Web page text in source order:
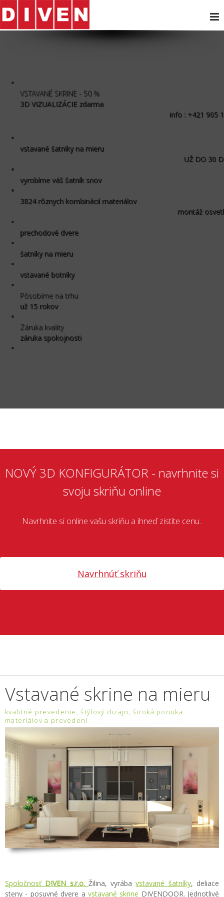
VSTAVANÉ SKRINE - 50 %
3D VIZUALIZÁCIE zdarma
info : +421 905
vstavané šatníky na mieru
UŽ DO 30
vyrobíme váš šatník snov
3824 rôznych kombinácií materiálov
montáž
prechodové dvere
šatníky na mieru
vstavané botníky
Pôsobíme na trhu
už 15 rokov
Záruka kvality
záruka spokojnosti
NOVÝ 3D KONFIGURÁTOR - navrhnite si
svoju skriňu online
Navrhnite si online vašu skriňu a ihneď zistíte cenu..
Navrhnúť skriňu
Vstavané skrine na mieru
kvalitné prevedenie, štýlový dizajn, široká ponuka
materiálov a prevedení
Spoločnosť DIVEN s.r.o. Žilina, vyrábavstavané šatníky, deliace
steny - posuvné dvere a vstavané skrine DIVENDOOR. Jednotlivé